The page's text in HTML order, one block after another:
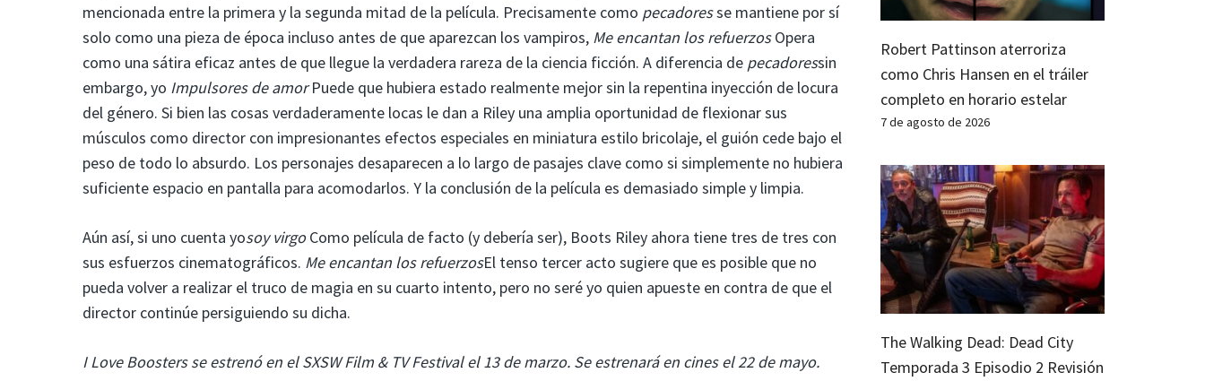
mencionada entre la primera y la segunda mitad de la película. Precisamente como pecadoresse mantiene por sí
solo como una pieza de época incluso antes de que aparezcan los vampiros, Me encantan los refuerzosOpera
como una sátira eficaz antes de que llegue la verdadera rareza de la ciencia ficción. A diferencia de pecadoressin
embargo, yo Impulsores de amorPuede que hubiera estado realmente mejor sin la repentina inyección de locura
del género. Si bien las cosas verdaderamente locas le dan a Riley una amplia oportunidad de flexionar sus
músculos como director con impresionantes efectos especiales en miniatura estilo bricolaje, el guión cede bajo el
peso de todo lo absurdo. Los personajes desaparecen a lo largo de pasajes clave como si simplemente no hubiera
suficiente espacio en pantalla para acomodarlos. Y la conclusión de la película es demasiado simple y limpia.
Aún así, si uno cuenta yosoy virgoComo película de facto (y debería ser), Boots Riley ahora tiene tres de tres con
sus esfuerzos cinematográficos. Me encantan los refuerzosEl tenso tercer acto sugiere que es posible que no
pueda volver a realizar el truco de magia en su cuarto intento, pero no seré yo quien apueste en contra de que el
director continúe persiguiendo su dicha.
I Love Boosters se estrenó en el SXSW Film & TV Festival el 13 de marzo. Se estrenará en cines el 22 de mayo.
Robert Pattinson aterroriza
como Chris Hansen en el tráiler
completo en horario estelar
7 de agosto de 2026
The Walking Dead: Dead City
Temporada 3 Episodio 2 Revisión